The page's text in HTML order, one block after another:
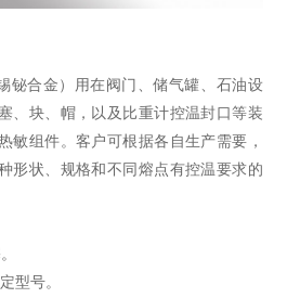
铋合金）用在阀门、储气罐、石油设
、块、帽，以及比重计控温封口等装
敏组件。客户可根据各自生产需要，
形状、规格和不同熔点有控温要求的
型号。